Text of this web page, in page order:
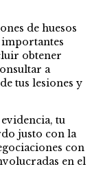
de huesos
obtener
a
tus lesiones y
tu
justo con la
con
en el